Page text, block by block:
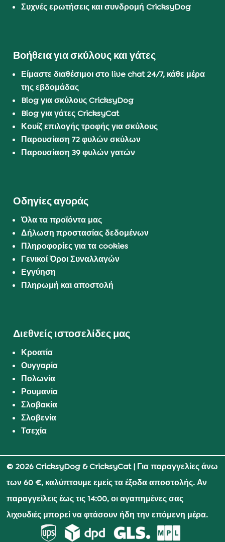
Συχνές ερωτήσεις και συνδρομή CricksyDog
Βοήθεια για σκύλους και γάτες
Είμαστε διαθέσιμοι στο live chat 24/7, κάθε μέρα
της εβδομάδας
Blog για σκύλους CricksyDog
Blog για γάτες CricksyCat
Κουίζ επιλογής τροφής για σκύλους
Παρουσίαση 72 φυλών σκύλων
Παρουσίαση 39 φυλών γατών
Οδηγίες αγοράς
Όλα τα προϊόντα μας
Δήλωση προστασίας δεδομένων
Πληροφορίες για τα cookies
Γενικοί Όροι Συναλλαγών
Εγγύηση
Πληρωμή και αποστολή
Διεθνείς ιστοσελίδες μας
Κροατία
Ουγγαρία
Πολωνία
Ρουμανία
Σλοβακία
Σλοβενία
Τσεχία
© 2026 CricksyDog & CricksyCat| Για παραγγελίες άνω
των 60 €, καλύπτουμε εμείς τα έξοδα αποστολής. Αν
παραγγείλεις έως τις 14:00, οι αγαπημένες σας
λιχουδιές μπορεί να φτάσουν ήδη την επόμενη μέρα.